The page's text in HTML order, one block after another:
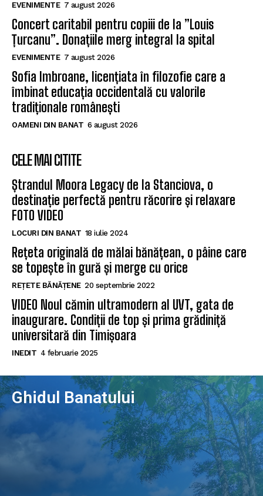
EVENIMENTE 7 august 2026
Concert caritabil pentru copiii de la ”Louis
Țurcanu”. Donațiile merg integral la spital
EVENIMENTE 7 august 2026
Sofia Imbroane, licențiata în filozofie care a
îmbinat educația occidentală cu valorile
tradiționale românești
OAMENI DIN BANAT 6 august 2026
CELE MAI CITITE
Ștrandul Moora Legacy de la Stanciova, o
destinație perfectă pentru răcorire și relaxare
FOTO VIDEO
LOCURI DIN BANAT 18 iulie 2024
Rețeta originală de mălai bănățean, o pâine care
se topește în gură și merge cu orice
REȚETE BĂNĂȚENE 20 septembrie 2022
VIDEO Noul cămin ultramodern al UVT, gata de
inaugurare. Condiții de top și prima grădiniță
universitară din Timișoara
INEDIT 4 februarie 2025
Ghidul Banatului